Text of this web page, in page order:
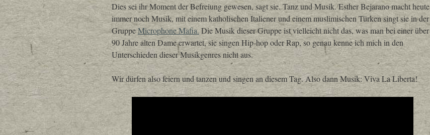
Dies sei ihr Moment der Befreiung gewesen, sagt sie. Tanz und Musik. Esther Bejarano macht heute
immer noch Musik, mit einem katholischen Italiener und einem muslimischen Türken singt sie in der
GruppeMicrophone Mafia.Die Musik dieser Gruppe ist vielleicht nicht das, was man bei einer über
90 Jahre alten Dame erwartet, sie singen Hip-hop oder Rap, so genau kenne ich mich in den
Unterschieden dieser Musikgenres nicht aus.
Wir dürfen also feiern und tanzen und singen an diesem Tag. Also dann Musik: Viva La Liberta!